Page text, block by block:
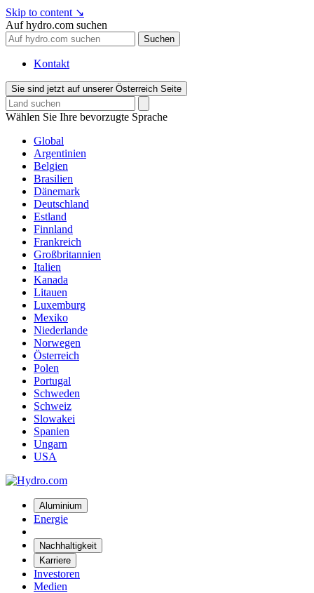
Skip to content ↘
Auf hydro.com suchen
Suchen
Kontakt
Sie sind jetzt auf unserer Österreich Seite
Wählen Sie Ihre bevorzugte Sprache
Global
Argentinien
Belgien
Brasilien
Dänemark
Deutschland
Estland
Finnland
Frankreich
Großbritannien
Italien
Kanada
Litauen
Luxemburg
Mexiko
Niederlande
Norwegen
Österreich
Polen
Portugal
Schweden
Schweiz
Slowakei
Spanien
Ungarn
USA
Aluminium
Energie
Nachhaltigkeit
Karriere
Investoren
Medien